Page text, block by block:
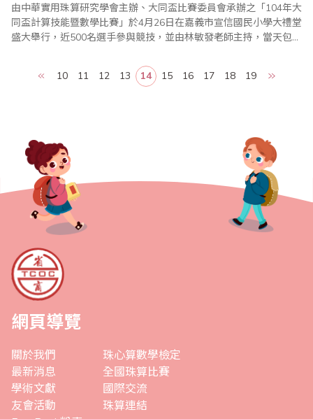
由中華實用珠算研究學會主辦、大同盃比賽委員會承辦之「104年大
同盃計算技能暨數學比賽」於4月26日在嘉義市宣信國民小學大禮堂
盛大舉行，近500名選手參與競技，並由林敏發老師主持，當天包括
義縣議員陳柏麟、中華實用珠算研究學會秘書長蔡玉碧等多位來貴
賓蒞臨比賽會場鼓勵選手。
10 11 12 13 14 15 16 17 18 19
網頁導覽
關於我們
最新消息
學術文獻
友會活動
珠心算數學檢定
全國珠算比賽
國際交流
珠算連結